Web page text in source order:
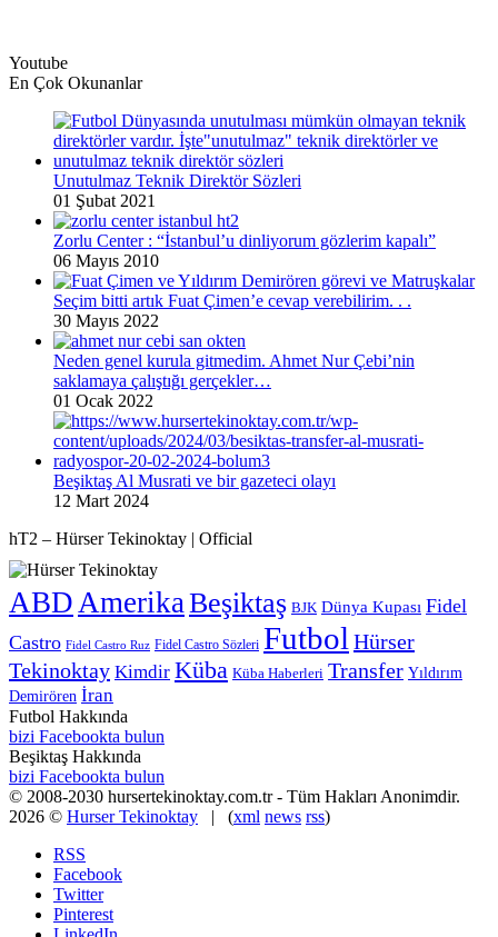
Youtube
En Çok Okunanlar
Unutulmaz Teknik Direktör Sözleri
01 Şubat 2021
Zorlu Center : “İstanbul’u dinliyorum gözlerim kapalı”
06 Mayıs 2010
Seçim bitti artık Fuat Çimen’e cevap verebilirim. . .
30 Mayıs 2022
Neden genel kurula gitmedim. Ahmet Nur Çebi’nin
saklamaya çalıştığı gerçekler…
01 Ocak 2022
Beşiktaş Al Musrati ve bir gazeteci olayı
12 Mart 2024
hT2 – Hürser Tekinoktay | Official
ABD Amerika Beşiktaş BJK Dünya Kupası Fidel
Castro Fidel Castro Ruz Fidel Castro Sözleri Futbol Hürser
Tekinoktay Kimdir Küba Küba Haberleri Transfer Yıldırım
Demirören İran
Futbol Hakkında
bizi Facebookta bulun
Beşiktaş Hakkında
bizi Facebookta bulun
© 2008-2030 hursertekinoktay.com.tr - Tüm Hakları Anonimdir.
2026 © Hurser Tekinoktay | (xml news rss)
RSS
Facebook
Twitter
Pinterest